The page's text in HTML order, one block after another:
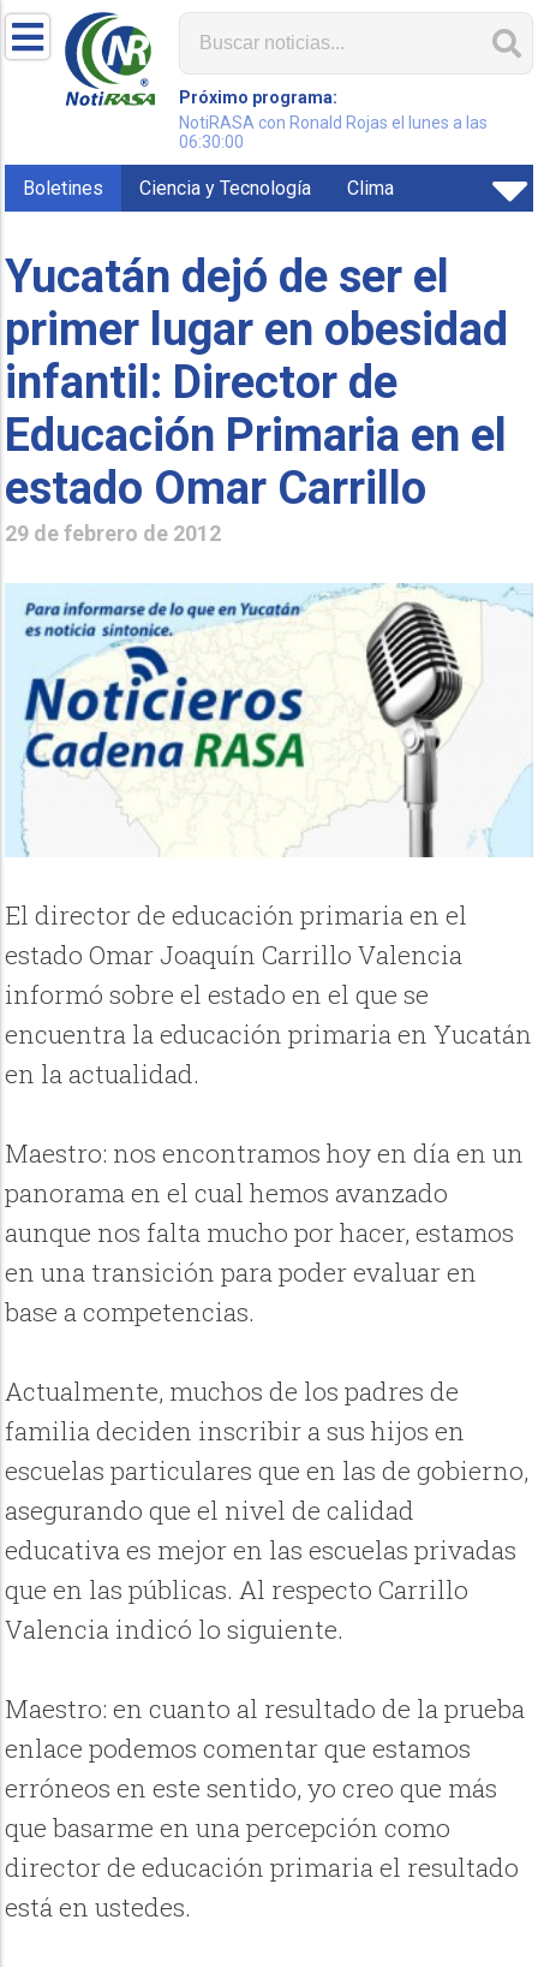
Próximo programa:
NotiRASA con Ronald Rojas el lunes a las
06:30:00
Boletines Ciencia y Tecnología Clima
Yucatán dejó de ser el
primer lugar en obesidad
infantil: Director de
Educación Primaria en el
estado Omar Carrillo
29 de febrero de 2012
El director de educación primaria en el
estado Omar Joaquín Carrillo Valencia
informó sobre el estado en el que se
encuentra la educación primaria en Yucatán
en la actualidad.
Maestro: nos encontramos hoy en día en un
panorama en el cual hemos avanzado
aunque nos falta mucho por hacer, estamos
en una transición para poder evaluar en
base a competencias.
Actualmente, muchos de los padres de
familia deciden inscribir a sus hijos en
escuelas particulares que en las de gobierno,
asegurando que el nivel de calidad
educativa es mejor en las escuelas privadas
que en las públicas. Al respecto Carrillo
Valencia indicó lo siguiente.
Maestro: en cuanto al resultado de la prueba
enlace podemos comentar que estamos
erróneos en este sentido, yo creo que más
que basarme en una percepción como
director de educación primaria el resultado
está en ustedes.